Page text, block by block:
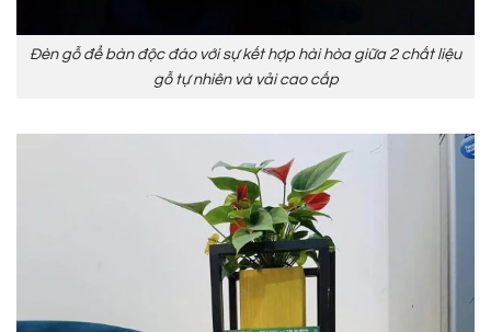
Đèn gỗ để bàn độc đáo với sự kết hợp hài hòa giữa 2 chất liệu
gỗ tự nhiên và vải cao cấp